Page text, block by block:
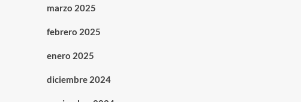
marzo 2025
febrero 2025
enero 2025
diciembre 2024